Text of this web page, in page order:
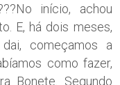
início, achou
E, há dois meses,
começamos a
como fazer,
Bonete. Segundo